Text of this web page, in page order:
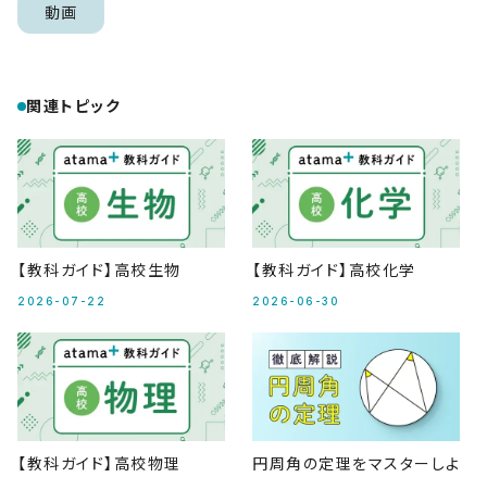
動画
関連トピック
【教科ガイド】高校生物
2026-07-22
【教科ガイド】高校化学
2026-06-30
【教科ガイド】高校物理
円周角の定理をマスターしよ